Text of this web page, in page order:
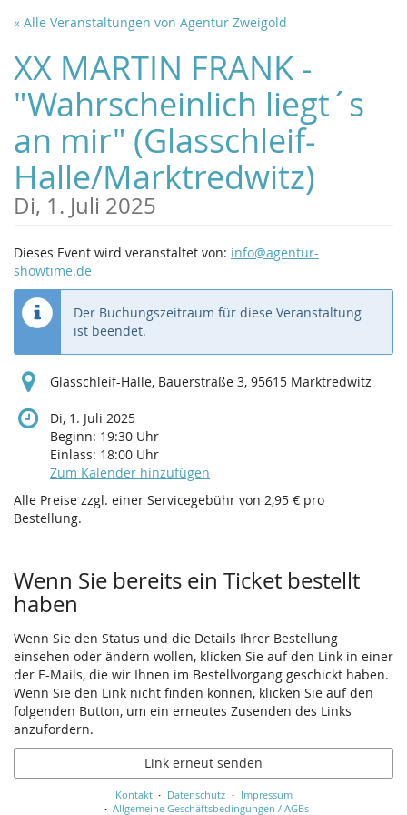
Zum
Inhalt
springen
« Alle Veranstaltungen von Agentur Zweigold
XX MARTIN FRANK -
"Wahrscheinlich liegt´s
an mir" (Glasschleif-
Halle/Marktredwitz)
Di, 1. Juli 2025
Dieses Event wird veranstaltet von: info@agentur-
showtime.de
Der Buchungszeitraum für diese Veranstaltung
ist beendet.
Glasschleif-Halle, Bauerstraße 3, 95615 Marktredwitz
Di, 1. Juli 2025
Beginn: 19:30 Uhr
Einlass: 18:00 Uhr
Zum Kalender hinzufügen
Alle Preise zzgl. einer Servicegebühr von 2,95 € pro
Bestellung.
Wenn Sie bereits ein Ticket bestellt
haben
Wenn Sie den Status und die Details Ihrer Bestellung
einsehen oder ändern wollen, klicken Sie auf den Link in einer
der E-Mails, die wir Ihnen im Bestellvorgang geschickt haben.
Wenn Sie den Link nicht finden können, klicken Sie auf den
folgenden Button, um ein erneutes Zusenden des Links
anzufordern.
Link erneut senden
Kontakt Datenschutz
Impressum
Allgemeine Geschäftsbedingungen / AGBs